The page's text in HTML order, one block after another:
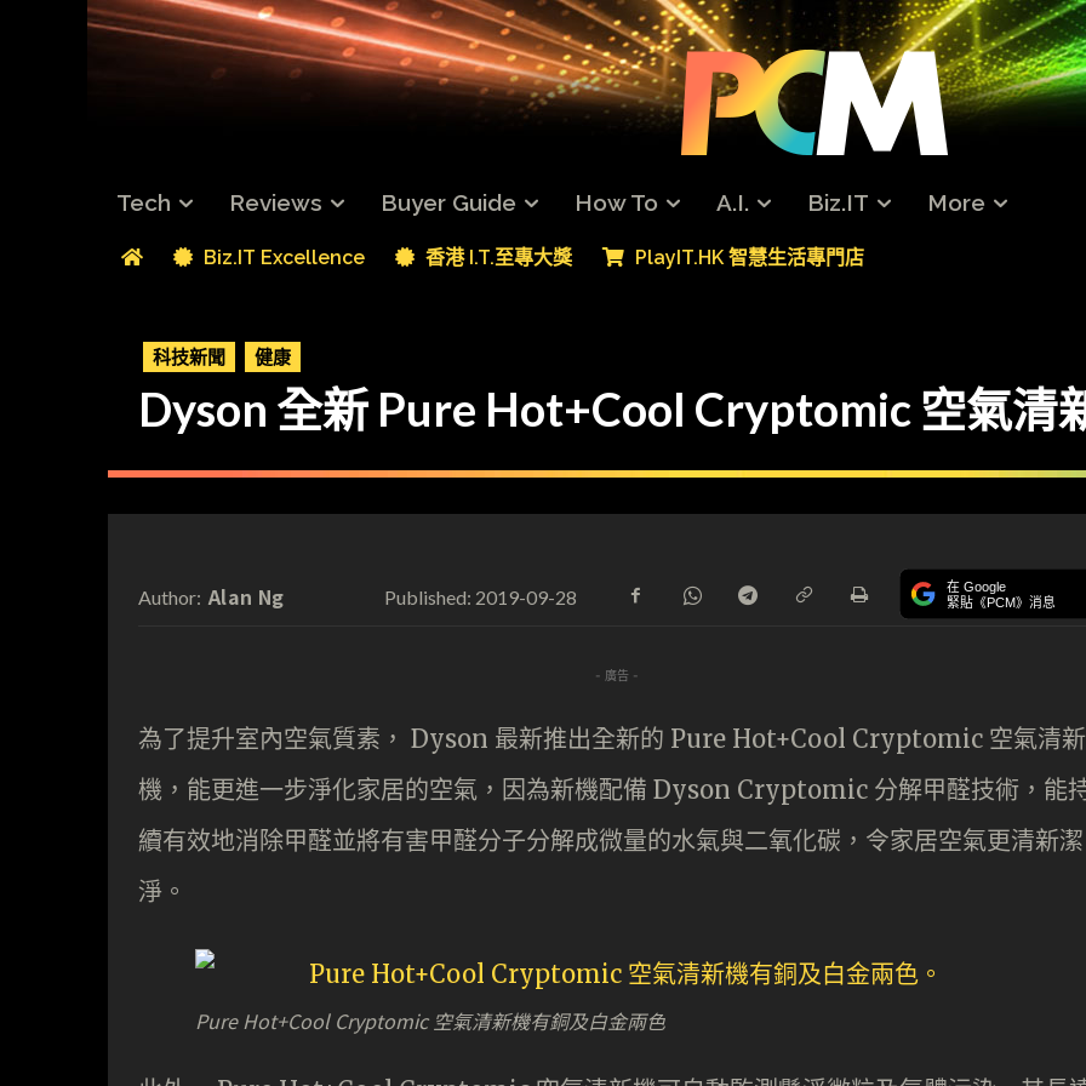
Tech Reviews Buyer Guide How To A.I. Biz.IT More
Biz.IT Excellence 香港 I.T.至專大獎 PlayIT.HK 智慧生活專門店
科技新聞 健康
Dyson 全新 Pure Hot+Cool Cryptomic 空氣清
Author: Alan Ng Published: 2019-09-28 在 Google
緊貼《PCM》消息
- 廣告 -
為了提升室內空氣質素， Dyson 最新推出全新的 Pure Hot+Cool Cryptomic 空氣清新
機，能更進一步淨化家居的空氣，因為新機配備 Dyson Cryptomic 分解甲醛技術，能
續有效地消除甲醛並將有害甲醛分子分解成微量的水氣與二氧化碳，令家居空氣更清新潔
淨。
Pure Hot+Cool Cryptomic 空氣清新機有銅及白金兩色